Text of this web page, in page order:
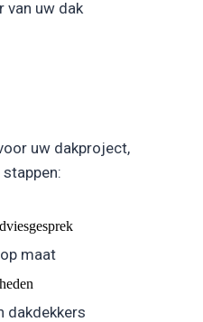
van uw dak
uw dakproject,
maat
dakdekkers